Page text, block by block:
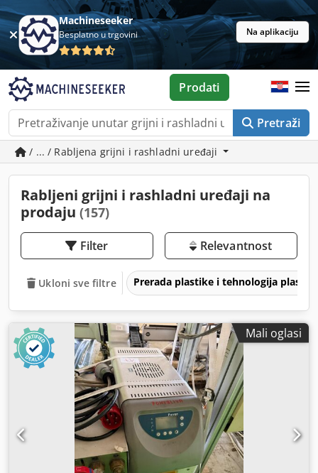
Machineseeker
Besplatno u trgovini Na aplikaciju
Pretraži
Prodati
/ ... / Rabljena grijni i rashladni uređaji
Rabljeni grijni i rashladni uređaji na
prodaju (157)
Filter Relevantnost
Ukloni sve filtre Prerada plastike i tehnologija
Mali oglasi